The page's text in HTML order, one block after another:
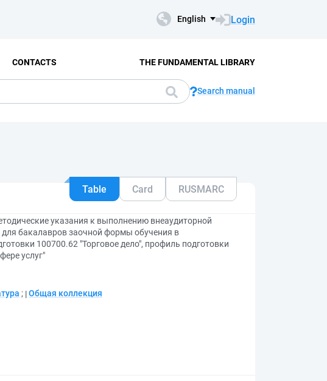
English Login
CONTACTS THE FUNDAMENTAL LIBRARY
Search manual
Table Card RUSMARC
указания к выполнению внеаудиторной
бакалавров заочной формы обучения в
100700.62 "Торговое дело", профиль подготовки
услуг"
; Общая коллекция